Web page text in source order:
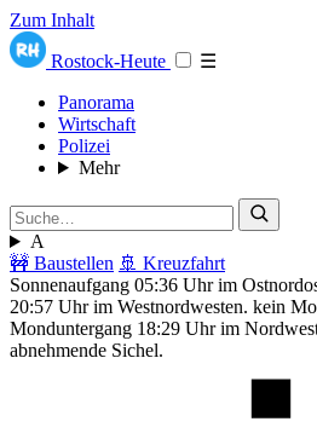
Zum Inhalt
Rostock-Heute
☰
Panorama
Wirtschaft
Polizei
Mehr
A
🚧 Baustellen 🚢 Kreuzfahrt
Sonnenaufgang 05:36 Uhr im
20:57 Uhr im Westnordwesten. kein
Monduntergang 18:29 Uhr im
abnehmende Sichel.